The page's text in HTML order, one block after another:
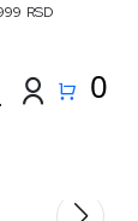
RSD
0